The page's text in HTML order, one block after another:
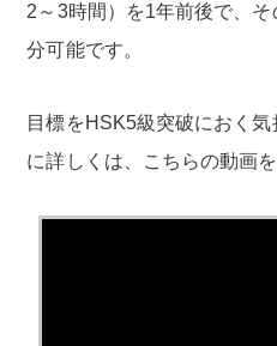
2～3時間）を1年前後で、
分可能です。
目標をHSK5級突破におく
に詳しくは、こちらの動画